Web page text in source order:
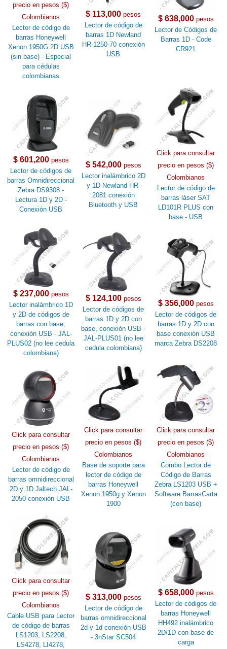
precio en pesos ($)
Colombianos
Lector de código de
barras Honeywell
Xenon 1950G 2D USB
(sin base) - Especial
para cédulas
colombianas
$ 113,000 pesos
Lector de código de
barras 1D Newland
HR-1250-70 conexión
USB
$ 638,000pesos
Lector de Códigos de
Barras 1D - Code
CR921
$ 601,200pesos
Lector de códigos de
barras Omnidireccional
Zebra DS9308 -
Lectura 1D y 2D -
Conexión USB
$ 542,000pesos
Lector inalámbrico 2D
y 1D Newland HR-
2081 conexión
Bluetooth y USB
Click para consultar
precio en pesos ($)
Colombianos
Lector de código de
barras láser SAT
LD101R PLUS con
base - USB
$ 237,000pesos
Lector inalámbrico 1D
y 2D de códigos de
barras con base,
conexión USB - JAL-
PLUS02 (no lee cedula
colombiana)
$ 124,100pesos
Lector de códigos de
barras 1D y 2D con
base, conexión USB -
JAL-PLUS01 (no lee
cedula colombiana)
$ 356,000pesos
Lector de códigos de
barras 1D y 2D con
base conexión USB
marca Zebra DS2208
Click para consultar
precio en pesos ($)
Colombianos
Lector de código de
barras omnidireccional
2D y 1D Jaltech JAL-
2050 conexión USB
Click para consultar
precio en pesos ($)
Colombianos
Base de soporte para
lector de código de
barras Honeywell
Xenon 1950g y Xenon
1900
Click para consultar
precio en pesos ($)
Colombianos
Combo Lector de
Código de Barras
Zebra LS1203 USB +
Software BarrasCarta
(con base)
Click para consultar
precio en pesos ($)
Colombianos
Cable USB para Lector
de código de barras
LS1203, LS2208,
LS4278, LI4278,
$ 313,000pesos
Lector de código de
barras omnidireccional
2d y 1d conexión USB
- 3nStar SC504
$ 658,000pesos
Lector de códigos de
barras Honeywell
HH492 inalámbrico
2D/1D con base de
carga